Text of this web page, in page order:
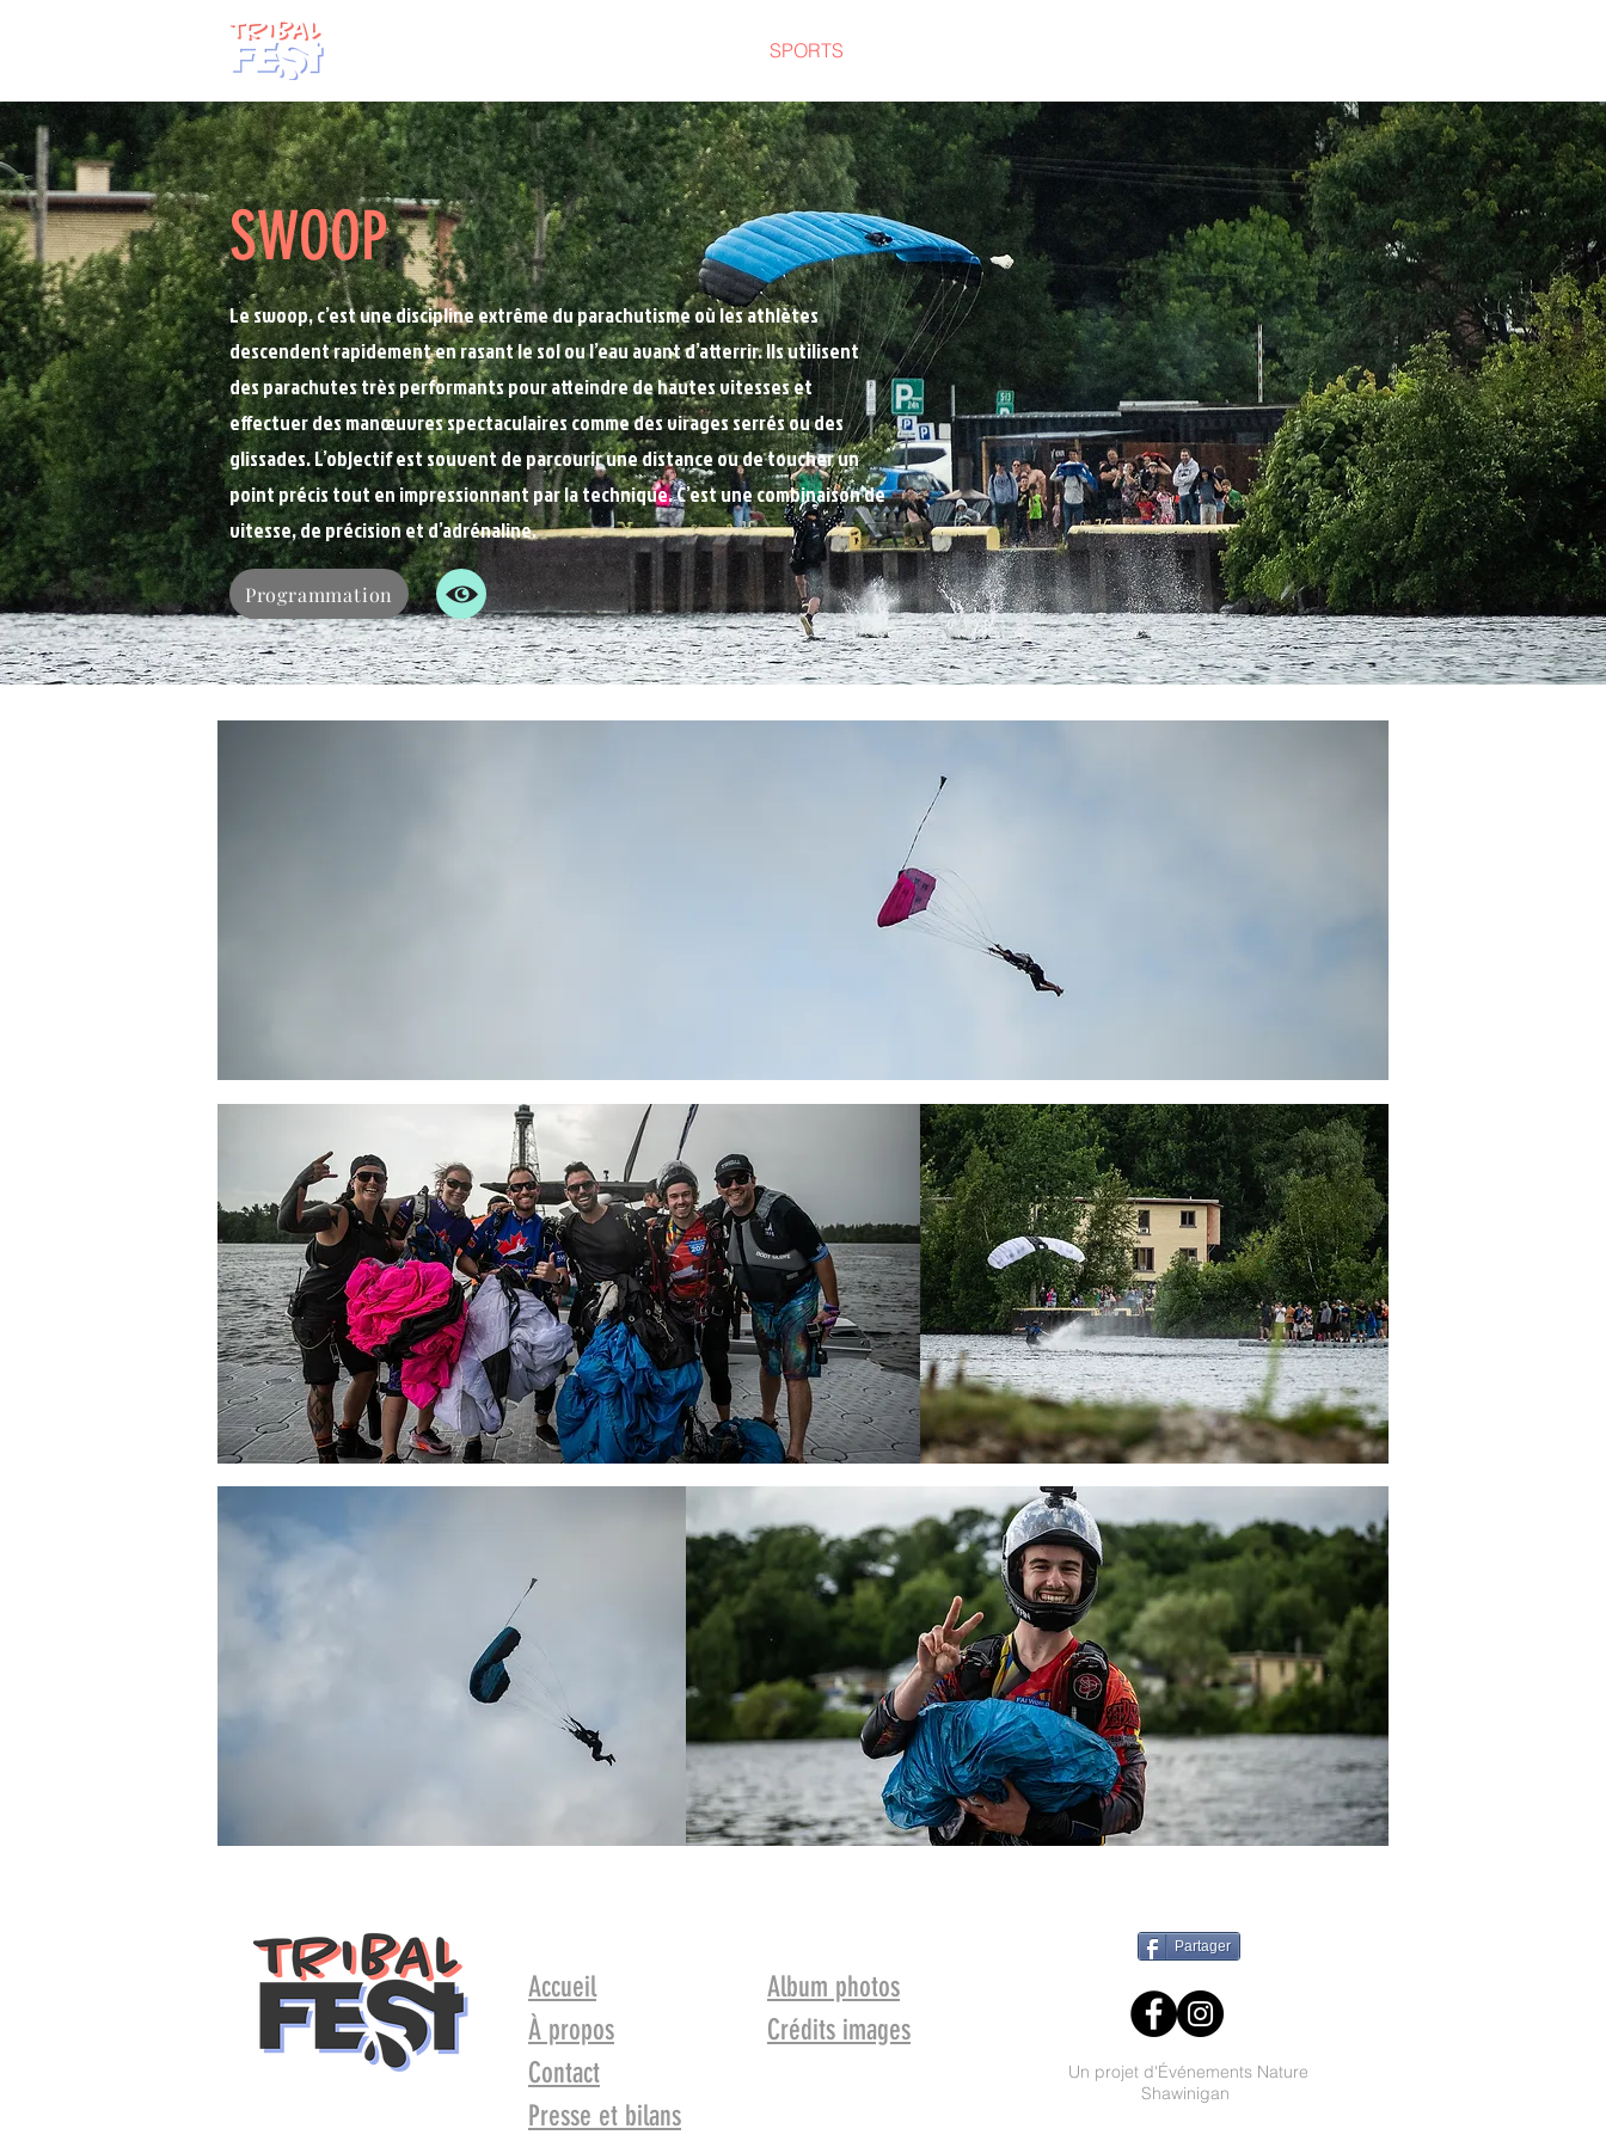
SPORTS
SWOOP
Le swoop, c’est une discipline extrême du parachutisme où les athlètes
descendent rapidement en rasant le sol ou l’eau avant d’atterrir. Ils utilisent
des parachutes très performants pour atteindre de hautes vitesses et
effectuer des manœuvres spectaculaires comme des virages serrés ou des
glissades. L’objectif est souvent de parcourir une distance ou de toucher un
point précis tout en impressionnant par la technique. C’est une combinaison de
vitesse, de précision et d’adrénaline.
Programmation
Partager
Accueil
À propos
Contact
Presse et bilans
Album photos
Crédits images
Un projet d'Événements Nature
Shawinigan